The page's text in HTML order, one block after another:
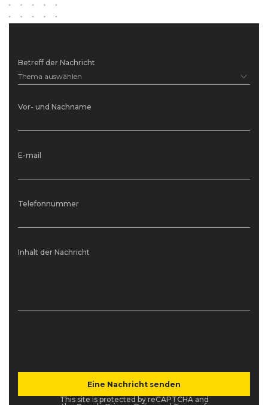
Betreff der Nachricht
Thema auswählen
Vor- und Nachname
E-mail
Telefonnummer
Inhalt der Nachricht
This site is protected by reCAPTCHA and